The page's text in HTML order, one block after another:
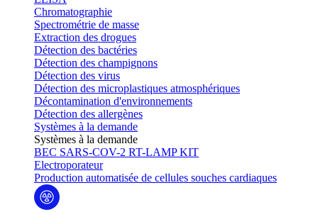
Chromatographie
Spectrométrie de masse
Extraction des drogues
Détection des bactéries
Détection des champignons
Détection des virus
Détection des microplastiques atmosphériques
Décontamination d'environnements
Détection des allergènes
Systèmes à la demande
Systèmes à la demande
BEC SARS-COV-2 RT-LAMP KIT
Electroporateur
Production automatisée de cellules souches cardiaques